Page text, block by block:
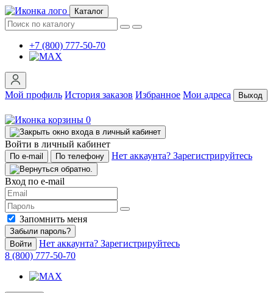
Каталог
+7 (800) 777-50-70
Мой профиль История заказов Избранное Мои адреса Выход
0
Войти в личный кабинет
По e-mail По телефону Нет аккаунта? Зарегистрируйтесь
Вход по e-mail
Запомнить меня
Забыли пароль?
Войти
Нет аккаунта? Зарегистрируйтесь
8 (800) 777-50-70